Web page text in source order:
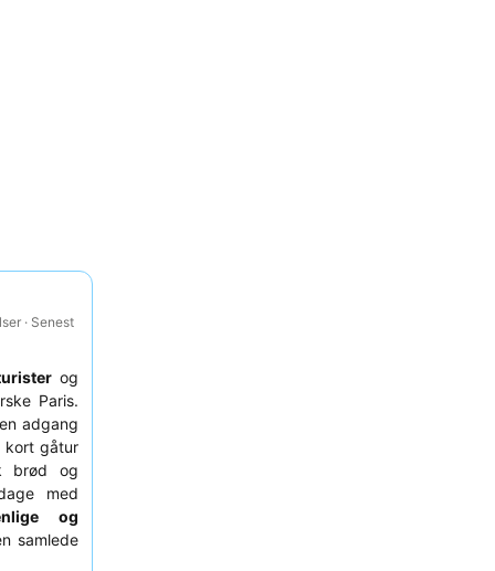
· Senest
og
Paris.
adgang
kort gåtur
brød og
med
og
samlede